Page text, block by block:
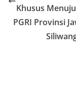
Khusus
PGRI Provinsi